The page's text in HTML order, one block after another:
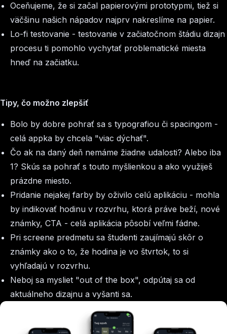
Oceňujeme, že si začal papierovými prototypmi, tiež si
väčšinu našich nápadov najprv nakreslíme na papier.
Lo-fi testovanie - testovanie v začiatočnom štádiu dizajn
procesu ti pomohlo vychytať problematické miesta
hneď na začiatku.
Tipy, čo možno zlepšiť
Bolo by dobre pohrať sa s typografiou či spacingom -
celá appka by chcela "viac dýchať".
Čo ak na daný deň nemáme žiadne udalosti? Alebo iba
1? Skús sa pohrať s touto myšlienkou a ako využiješ
prázdne miesto.
Pridanie nejakej farby by oživilo celú aplikáciu - mohla
by indikovať hodinu v rozvrhu, ktorá práve beží, nové
známky, CTA - celá aplikácia pôsobí veľmi fádne.
Pri screene predmetu sa študenti zaujímajú skôr o
známky ako o to, že hodina je vo štvrtok, to si
vyhľadajú v rozvrhu.
Neboj sa mysliet "out of the box", odpútaj sa od
aktuálneho dizajnu a vyšanti sa.